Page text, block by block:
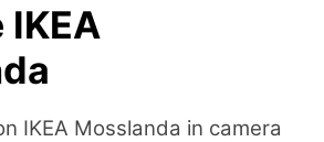
IKEA Mosslanda in camera